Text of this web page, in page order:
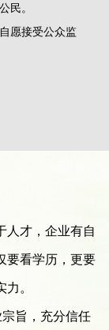
民。
愿接受公众监
才，企业有自
要看学历，更要
。
旨，充分信任